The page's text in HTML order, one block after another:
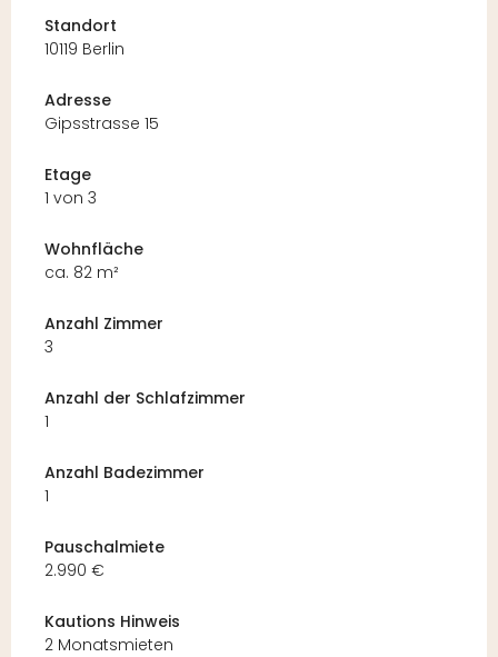
Standort
10119 Berlin
Adresse
Gipsstrasse 15
Etage
1 von 3
Wohnfläche
ca. 82 m²
Anzahl Zimmer
3
Anzahl der Schlafzimmer
1
Anzahl Badezimmer
1
Pauschalmiete
2.990 €
Kautions Hinweis
2 Monatsmieten